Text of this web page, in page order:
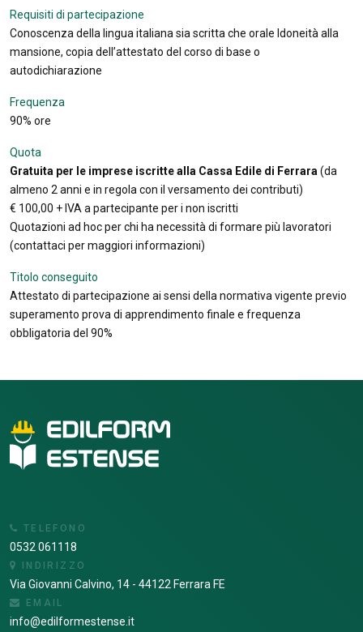
Requisiti di partecipazione
Conoscenza della lingua italiana sia scritta che orale Idoneità alla
mansione, copia dell’attestato del corso di base o
autodichiarazione
Frequenza
90% ore
Quota
Gratuita per le imprese iscritte alla Cassa Edile di Ferrara (da
almeno 2 anni e in regola con il versamento dei contributi)
€ 100,00 + IVA a partecipante per i non iscritti
Quotazioni ad hoc per chi ha necessità di formare più lavoratori
(contattaci per maggiori informazioni)
Titolo conseguito
Attestato di partecipazione ai sensi della normativa vigente previo
superamento prova di apprendimento finale e frequenza
obbligatoria del 90%
TELEFONO
0532 061118
INDIRIZZO
Via Giovanni Calvino, 14 - 44122 Ferrara FE
EMAIL
info@edilformestense.it